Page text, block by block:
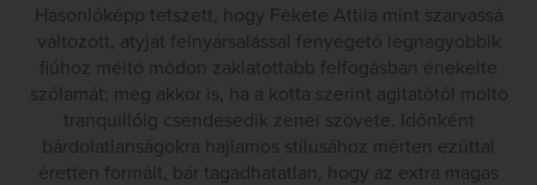
Hasonlóképp tetszett, hogy Fekete Attila mint szarvassá
változott, atyját felnyársalással fenyegető legnagyobbik
fiúhoz méltó módon zaklatottabb felfogásban énekelte
szólamát; még akkor is, ha a kotta szerint agitatótól molto
tranquillóig csendesedik zenei szövete. Időnként
bárdolatlanságokra hajlamos stílusához mérten ezúttal
éretten formált, bár tagadhatatlan, hogy az extra magas